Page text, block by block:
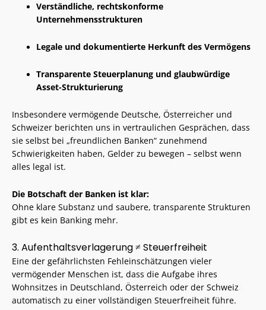
Verständliche, rechtskonforme
Unternehmensstrukturen
Legale und dokumentierte Herkunft des Vermögens
Transparente Steuerplanung und glaubwürdige
Asset-Strukturierung
Insbesondere vermögende Deutsche, Österreicher und
Schweizer berichten uns in vertraulichen Gesprächen, dass
sie selbst bei „freundlichen Banken“ zunehmend
Schwierigkeiten haben, Gelder zu bewegen – selbst wenn
alles legal ist.
Die Botschaft der Banken ist klar:
Ohne klare Substanz und saubere, transparente Strukturen
gibt es kein Banking mehr.
3. Aufenthaltsverlagerung ≠ Steuerfreiheit
Eine der gefährlichsten Fehleinschätzungen vieler
vermögender Menschen ist, dass die Aufgabe ihres
Wohnsitzes in Deutschland, Österreich oder der Schweiz
automatisch zu einer vollständigen Steuerfreiheit führe.